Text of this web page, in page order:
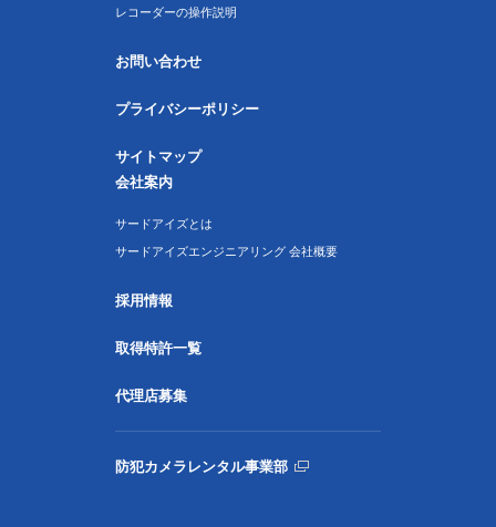
レコーダーの操作説明
お問い合わせ
プライバシーポリシー
サイトマップ
会社案内
サードアイズとは
サードアイズエンジニアリング 会社概要
採用情報
取得特許一覧
代理店募集
防犯カメラレンタル事業部